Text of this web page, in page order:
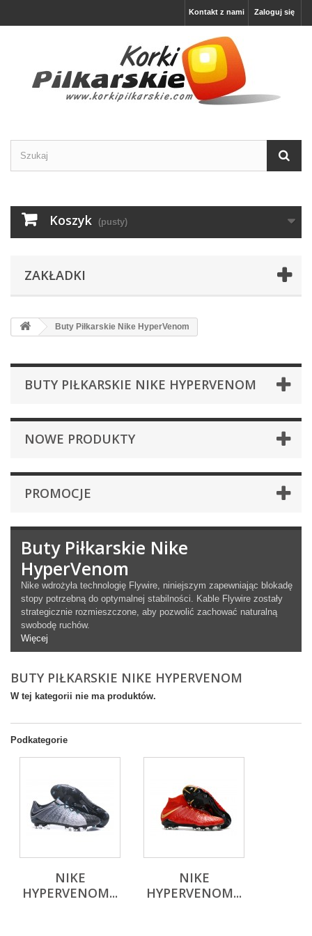
Zaloguj się
Kontakt z nami
Koszyk (pusty)
ZAKŁADKI
Buty Piłkarskie Nike HyperVenom
BUTY PIŁKARSKIE NIKE HYPERVENOM
NOWE PRODUKTY
PROMOCJE
Buty Piłkarskie Nike
HyperVenom
Nike wdrożyła technologię Flywire, niniejszym zapewniając blokadę
stopy potrzebnądo optymalnej stabilności. Kable Flywire zostały
strategicznie rozmieszczone, aby pozwolić zachować naturalną
swobodę ruchów.
Więcej
BUTY PIŁKARSKIE NIKE HYPERVENOM
W tej kategorii nie ma produktów.
Podkategorie
NIKE
HYPERVENOM...
NIKE
HYPERVENOM...